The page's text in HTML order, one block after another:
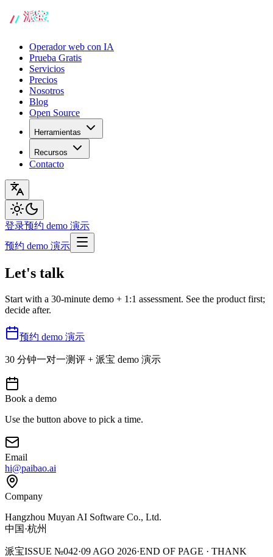
Operador web con IA
Prueba Gratis
Servicios
Precios
Nosotros
Blog
Open Source
Herramientas
Recursos
Contacto
登录预约 demo 演示
预约 demo 演示
Let's talk
Start with a 30-minute demo + 1:1 assessment. See the product first;
decide after.
预约 demo 演示
30 分钟一对一测评 + 派宝 demo 演示
Book a demo
Use the button above to pick a time.
Email
hi@paibao.ai
Company
Hangzhou Muyan AI Software Co., Ltd.
中国·杭州
派宝ISSUE №042·09 AGO 2026·END OF PAGE · THANK